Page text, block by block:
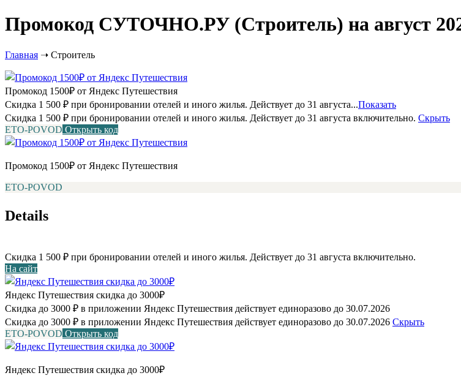
Промокод СУТОЧНО.РУ (Строитель) на август
Главная ➝ Строитель
Промокод 1500₽ от Яндекс Путешествия
Скидка 1 500 ₽ при бронировании отелей и иного жилья. Действует до 31 августа...Показать
Скидка 1 500 ₽ при бронировании отелей и иного жилья. Действует до 31 августа включительно. Скрыть
ETO-POVOD Открыть код
Промокод 1500₽ от Яндекс Путешествия
ETO-POVOD
Details
Скидка 1 500 ₽ при бронировании отелей и иного жилья. Действует до 31 августа включительно.
На сайт
Яндекс Путешествия скидка до 3000₽
Скидка до 3000 ₽ в приложении Яндекс Путешествия действует единоразово до 30.07.2026
Скидка до 3000 ₽ в приложении Яндекс Путешествия действует единоразово до 30.07.2026 Скрыть
ETO-POVOD Открыть код
Яндекс Путешествия скидка до 3000₽